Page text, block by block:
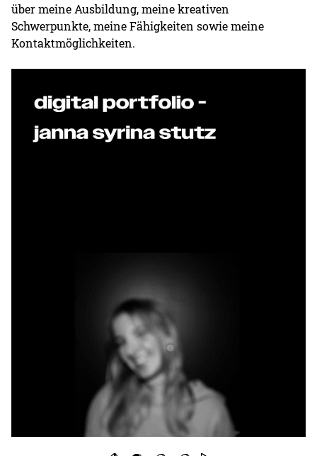
über meine Ausbildung, meine kreativen
Schwerpunkte, meine Fähigkeiten sowie meine
Kontaktmöglichkeiten.